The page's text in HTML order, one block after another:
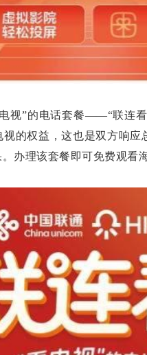
”的电话套餐——“联连看
的权益，这也是双方响
办理该套餐即可免费观看